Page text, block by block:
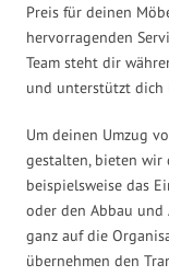
Preis für deinen
hervorragenden
Team steht dir
und unterstützt dich
Um deinen Umzug
gestalten, bieten wir
beispielsweise das
oder den Abbau und
ganz auf die
übernehmen den